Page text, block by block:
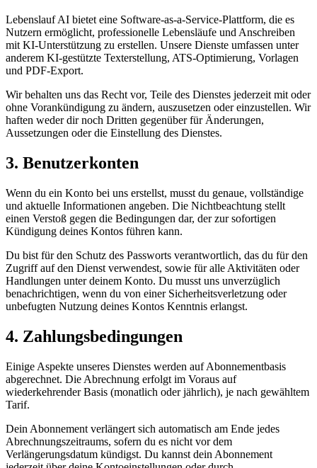
Lebenslauf AI bietet eine Software-as-a-Service-Plattform, die es
Nutzern ermöglicht, professionelle Lebensläufe und Anschreiben
mit KI-Unterstützung zu erstellen. Unsere Dienste umfassen unter
anderem KI-gestützte Texterstellung, ATS-Optimierung, Vorlagen
und PDF-Export.
Wir behalten uns das Recht vor, Teile des Dienstes jederzeit mit oder
ohne Vorankündigung zu ändern, auszusetzen oder einzustellen. Wir
haften weder dir noch Dritten gegenüber für Änderungen,
Aussetzungen oder die Einstellung des Dienstes.
3. Benutzerkonten
Wenn du ein Konto bei uns erstellst, musst du genaue, vollständige
und aktuelle Informationen angeben. Die Nichtbeachtung stellt
einen Verstoß gegen die Bedingungen dar, der zur sofortigen
Kündigung deines Kontos führen kann.
Du bist für den Schutz des Passworts verantwortlich, das du für den
Zugriff auf den Dienst verwendest, sowie für alle Aktivitäten oder
Handlungen unter deinem Konto. Du musst uns unverzüglich
benachrichtigen, wenn du von einer Sicherheitsverletzung oder
unbefugten Nutzung deines Kontos Kenntnis erlangst.
4. Zahlungsbedingungen
Einige Aspekte unseres Dienstes werden auf Abonnementbasis
abgerechnet. Die Abrechnung erfolgt im Voraus auf
wiederkehrender Basis (monatlich oder jährlich), je nach gewähltem
Tarif.
Dein Abonnement verlängert sich automatisch am Ende jedes
Abrechnungszeitraums, sofern du es nicht vor dem
Verlängerungsdatum kündigst. Du kannst dein Abonnement